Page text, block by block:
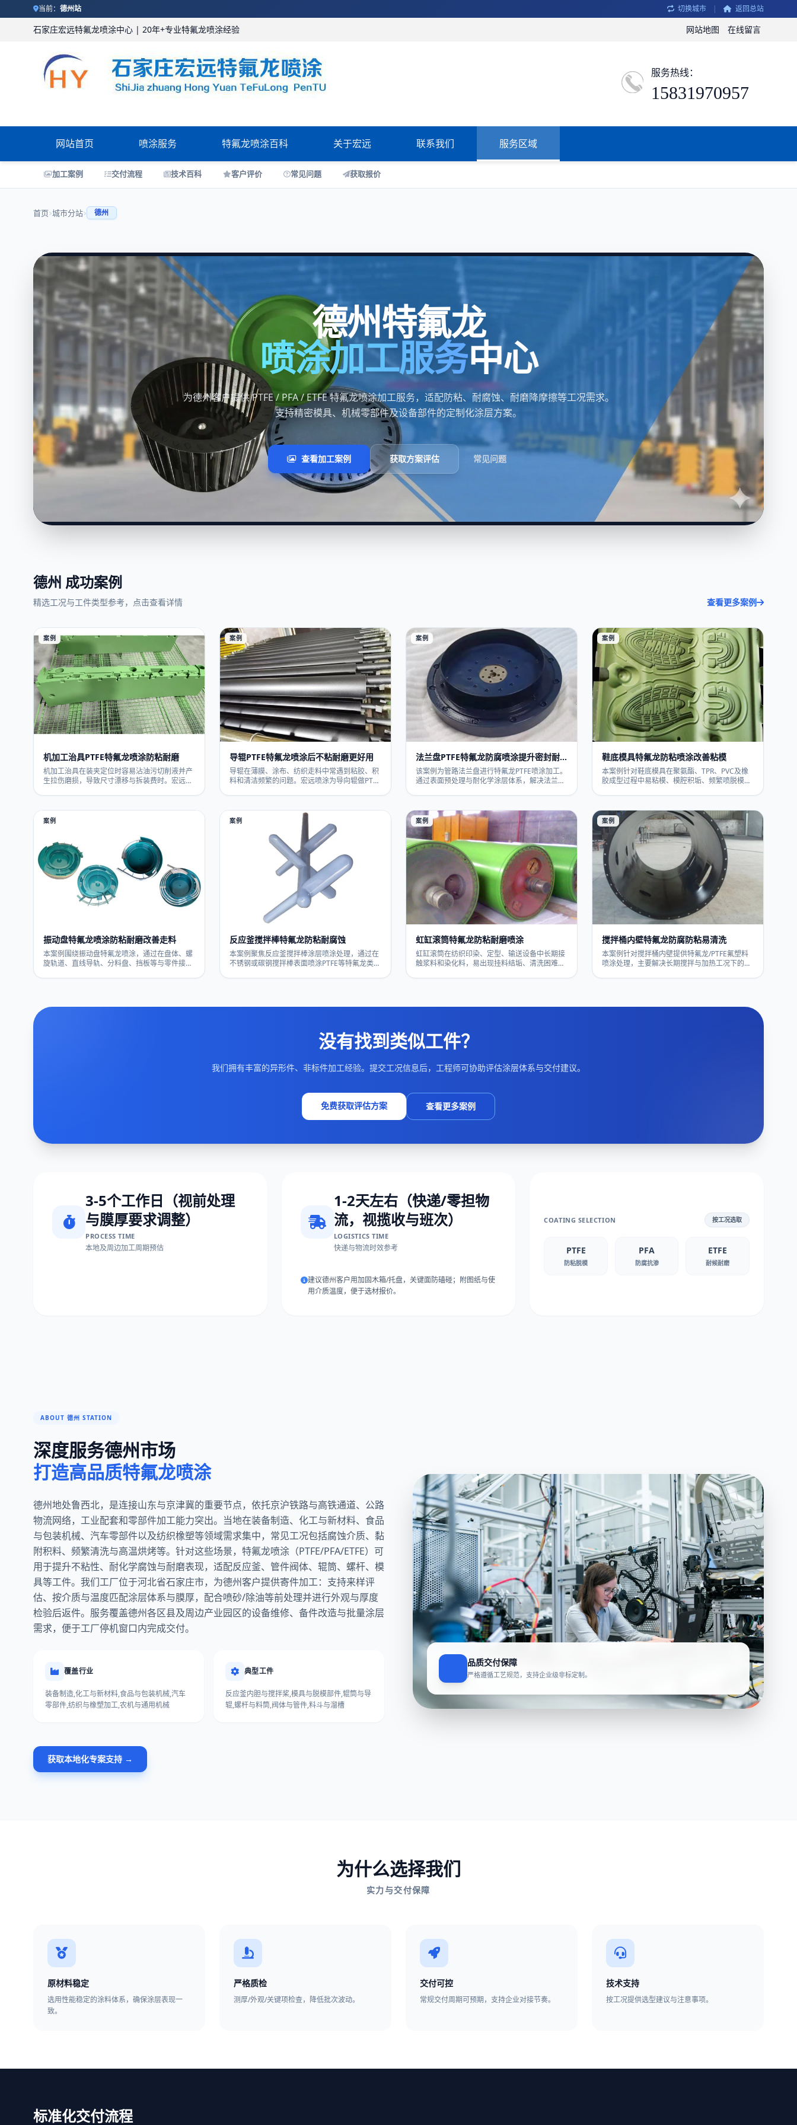
当前： 德州站 切换城市 | 返回总站
石家庄宏远特氟龙喷涂中心 | 20年+专业特氟龙喷涂经验 网站地图 在线留言
服务热线：
15831970957
网站首页 喷涂服务 特氟龙喷涂百科 关于宏远 联系我们 服务区域
加工案例 交付流程 技术百科 客户评价 常见问题 获取报价
首页 城市分站 德州
德州特氟龙
喷涂加工服务中心
为德州客户提供 PTFE / PFA / ETFE 特氟龙喷涂加工服务，适配防粘、耐腐蚀、耐磨降摩擦等工况需求。
支持精密模具、机械零部件及设备部件的定制化涂层方案。
查看加工案例 获取方案评估 常见问题
德州 成功案例
精选工况与工件类型参考，点击查看详情 查看更多案例
案例
机加工治具PTFE特氟龙喷涂防粘耐磨
机加工治具在装夹定位时容易沾油污切削液并产
生拉伤磨损，导致尺寸漂移与拆装费时。宏远喷
滞，便于清洁维护，适用于CNC加工、装配工装
与自动化夹具，欢迎带图纸咨询评估。
案例
导辊PTFE特氟龙喷涂后不粘耐磨更好用
导辊在薄膜、涂布、纺织走料中常遇到粘胶、积
料和清洁频繁的问题。宏远喷涂为导向辊做PTFE
料稳定。适用于胶带、薄膜、无纺布等产线导辊
升级，欢迎带图纸与工况咨询选型。
案例
法兰盘PTFE特氟龙防腐喷涂提升密封耐
用
该案例为管路法兰盘进行特氟龙PTFE喷涂加工。
通过表面预处理与耐化学涂层体系，解决法兰端
法兰部位。需要评估介质与温度时可联系宏远喷
涂做工况匹配建议。
案例
鞋底模具特氟龙防粘喷涂改善粘模
本案例针对鞋底模具在聚氨酯、TPR、PVC及橡
胶成型过程中易粘模、模腔积垢、频繁喷脱模剂
助于改善脱模顺畅度、减少清模停机，并兼顾纹
路细节与尺寸精度。适用于聚氨酯鞋底、运动鞋
底、休闲鞋底等模具表面处理。具体涂层选型和
预期寿命以实际评估和试模结果为准，欢迎提供
模具图纸或寄样咨询试喷。
案例
振动盘特氟龙喷涂防粘耐磨改善走料
本案例围绕振动盘特氟龙喷涂，通过在盘体、螺
旋轨道、直线导轨、分料盘、挡板等与零件接触
厚度需结合结构、零件材质及工况综合评估，欢
案例
反应釜搅拌棒特氟龙防粘耐腐蚀
本案例聚焦反应釜搅拌棒涂层喷涂处理，通过在
不锈钢或碳钢搅拌棒表面喷涂PTFE等特氟龙类防
准，欢迎来图来样咨询并安排寄样试喷。
案例
虹缸滚筒特氟龙防粘耐磨喷涂
虹缸滚筒在纺织印染、定型、输送设备中长期接
触浆料和染化料，易出现挂料结垢、清洗困难和
供工况参数或寄样咨询。
案例
搅拌桶内壁特氟龙防腐防粘易清洗
本案例针对搅拌桶内壁提供特氟龙/PTFE氟塑料
喷涂处理，主要解决长期搅拌与加热工况下的介
品、制药、新材料等行业的搅拌桶、混料桶、反
没有找到类似工件？
我们拥有丰富的异形件、非标件加工经验。提交工况信息后，工程师可协助评估涂层体系与交付建议。
免费获取评估方案 查看更多案例
3-5个工作日（视前处理
与膜厚要求调整）
PROCESS TIME
本地及周边加工周期预估
1-2天左右（快递/零担物
流，视揽收与班次）
LOGISTICS TIME
快递与物流时效参考
建议德州客户用加固木箱/托盘，关键面防磕碰；附图纸与使
用介质温度，便于选材报价。
COATING SELECTION 按工况选取
PTFE
防粘脱模
PFA
防腐抗渗
ETFE
耐候耐磨
ABOUT 德州 STATION
深度服务德州市场
打造高品质特氟龙喷涂
德州地处鲁西北，是连接山东与京津冀的重要节点，依托京沪铁路与高铁通道、公路
物流网络，工业配套和零部件加工能力突出。当地在装备制造、化工与新材料、食品
与包装机械、汽车零部件以及纺织橡塑等领域需求集中，常见工况包括腐蚀介质、黏
附积料、频繁清洗与高温烘烤等。针对这些场景，特氟龙喷涂（PTFE/PFA/ETFE）可
用于提升不粘性、耐化学腐蚀与耐磨表现，适配反应釜、管件阀体、辊筒、螺杆、模
具等工件。我们工厂位于河北省石家庄市，为德州客户提供寄件加工：支持来样评
估、按介质与温度匹配涂层体系与膜厚，配合喷砂/除油等前处理并进行外观与厚度
检验后返件。服务覆盖德州各区县及周边产业园区的设备维修、备件改造与批量涂层
需求，便于工厂停机窗口内完成交付。
覆盖行业
装备制造,化工与新材料,食品与包装机械,汽车
零部件,纺织与橡塑加工,农机与通用机械
典型工件
反应釜内胆与搅拌桨,模具与脱模部件,辊筒与导
辊,螺杆与料筒,阀体与管件,料斗与溜槽
获取本地化专案支持 →
品质交付保障
严格遵循工艺规范，支持企业级非标定制。
为什么选择我们
实力与交付保障
原材料稳定
选用性能稳定的涂料体系，确保涂层表现一
致。
严格质检
测厚/外观/关键项检查，降低批次波动。
交付可控
常规交付周期可预期，支持企业对接节奏。
技术支持
按工况提供选型建议与注意事项。
标准化交付流程